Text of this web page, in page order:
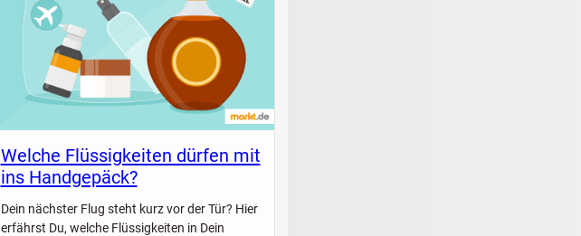
Welche Flüssigkeiten dürfen mit
ins Handgepäck?
Dein nächster Flug steht kurz vor der Tür? Hier
erfährst Du, welche Flüssigkeiten in Dein